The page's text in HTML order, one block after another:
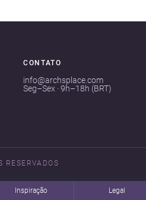
CONTATO
info@archsplace.com
Seg–Sex · 9h–18h (BRT)
RESERVADOS
Inspiração Legal